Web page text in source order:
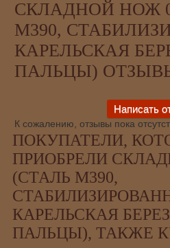
СКЛАДНОЙ НОЖ
М390,
КАРЕЛЬСКАЯ
ПАЛЬЦЫ)
К сожалению, отзывы пока
ПОКУПАТЕЛИ,
ПРИОБРЕЛИ
(СТАЛЬ М390,
КАРЕЛЬСКАЯ
ПАЛЬЦЫ), ТАКЖЕ